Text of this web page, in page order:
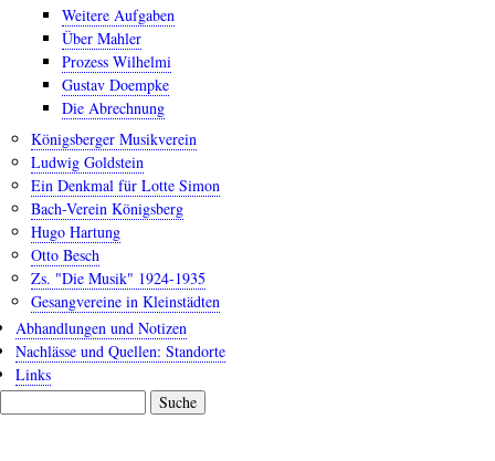
Weitere Aufgaben
Über Mahler
Prozess Wilhelmi
Gustav Doempke
Die Abrechnung
Königsberger Musikverein
Ludwig Goldstein
Ein Denkmal für Lotte Simon
Bach-Verein Königsberg
Hugo Hartung
Otto Besch
Zs. "Die Musik" 1924-1935
Gesangvereine in Kleinstädten
Abhandlungen und Notizen
Nachlässe und Quellen: Standorte
Links